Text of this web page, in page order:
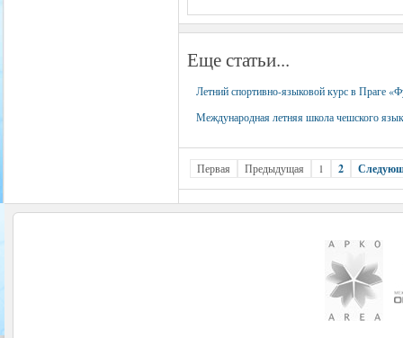
Еще статьи...
Летний спортивно-языковой курс в Праге
Международная летняя школа чешского
Первая Предыдущая 1 2